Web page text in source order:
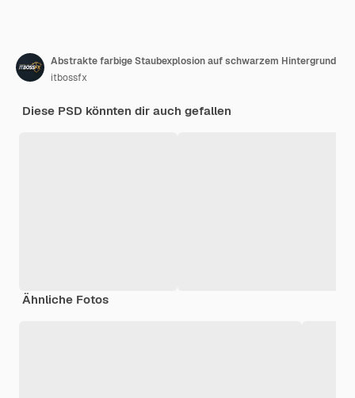
Abstrakte farbige Staubexplosion auf schwarzem Hintergrund
itbossfx
Diese PSD könnten dir auch gefallen
Ähnliche Fotos